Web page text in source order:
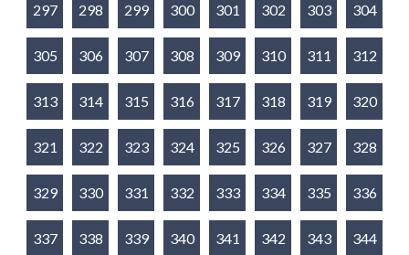
297 298 299 300 301 302 303 304
305 306 307 308 309 310 311 312
313 314 315 316 317 318 319 320
321 322 323 324 325 326 327 328
329 330 331 332 333 334 335 336
337 338 339 340 341 342 343 344